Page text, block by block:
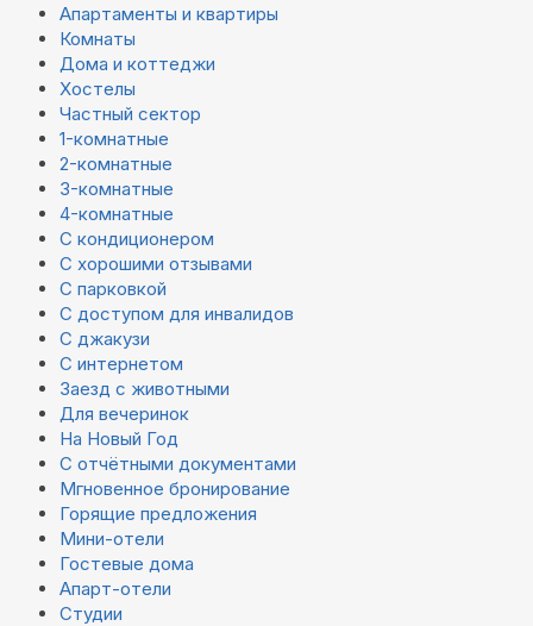
Апартаменты и квартиры
Комнаты
Дома и коттеджи
Хостелы
Частный сектор
1-комнатные
2-комнатные
3-комнатные
4-комнатные
С кондиционером
С хорошими отзывами
С парковкой
С доступом для инвалидов
С джакузи
С интернетом
Заезд с животными
Для вечеринок
На Новый Год
С отчётными документами
Мгновенное бронирование
Горящие предложения
Мини-отели
Гостевые дома
Апарт-отели
Студии